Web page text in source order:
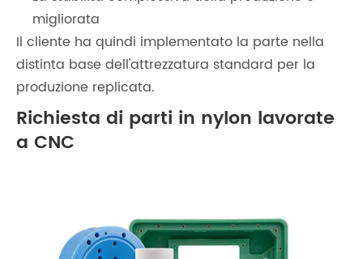
migliorata
Il cliente ha quindi implementato la parte nella
distinta base dell'attrezzatura standard per la
produzione replicata.
Richiesta di parti in nylon lavorate
a CNC